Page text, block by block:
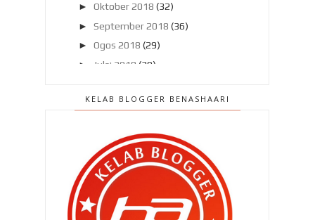
► Oktober 2018 (32)
► September 2018 (36)
► Ogos 2018 (29)
►
Julai 2018 (30)
►Mei 2018(38)
Mac 2018(36)
►Februari 2018(33)
▼
Januari 2018
Pendapat aku mengenai
DoubleTree By Hilton Melaka
KELAB BLOGGER BENASHAARI